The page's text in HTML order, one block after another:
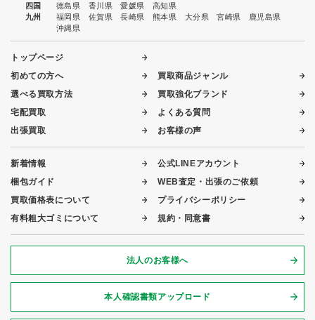
四国
徳島県 香川県 愛媛県
高知県
九州
福岡県 佐賀県 長崎県 熊本県 大分県 宮崎県
鹿児島県
沖縄県
トップページ
初めての方へ
選べる買取方法
宅配買取
出張買取
買取商品ジャンル
買取強化ブランド
よくある質問
お客様の声
新着情報
梱包ガイド
買取価格表について
有料粗大ゴミについて
公式LINEアカウント
WEB査定・出張のご依頼
プライバシーポリシー
規約・同意書
法人のお客様へ
本人確認書類アップロード